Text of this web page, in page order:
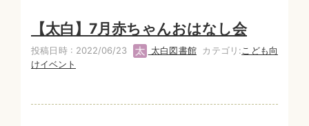
【太白】7月赤ちゃんおはなし会
投稿日時 : 2022/06/23 太白図書館カテゴリ: こども向
けイベント